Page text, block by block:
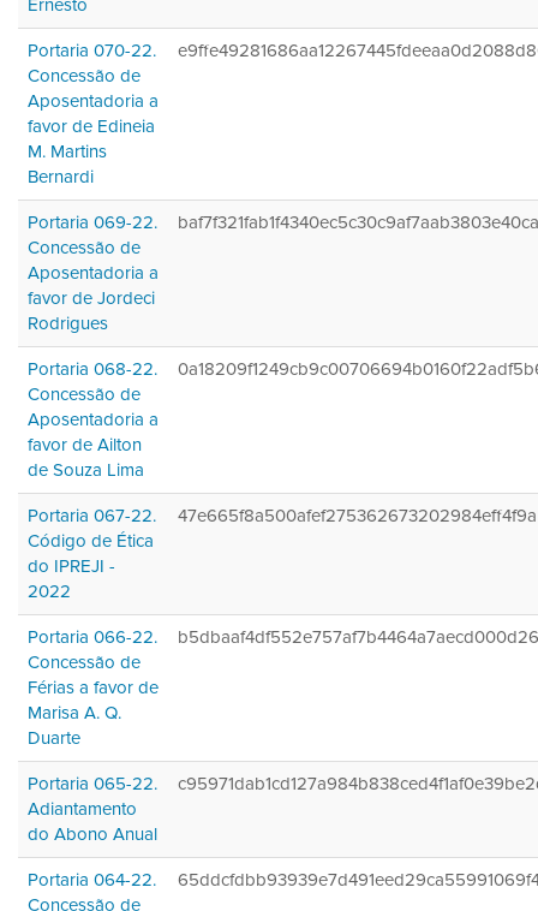
Ernesto
Portaria 070-22.
Concessão de
Aposentadoria a
favor de Edineia
M. Martins
Bernardi
Portaria 069-22.
Concessão de
Aposentadoria a
favor de Jordeci
Rodrigues
baf7f321fab1f4340ec5c30c9af7aab3803e40ca
Portaria 068-22.
Concessão de
Aposentadoria a
favor de Ailton
de Souza Lima
Portaria 067-22.
Código de Ética
do IPREJI -
2022
Portaria 066-22.
Concessão de
Férias a favor de
Marisa A. Q.
Duarte
Portaria 065-22.
Adiantamento
do Abono Anual
Portaria 064-22.
Concessão de